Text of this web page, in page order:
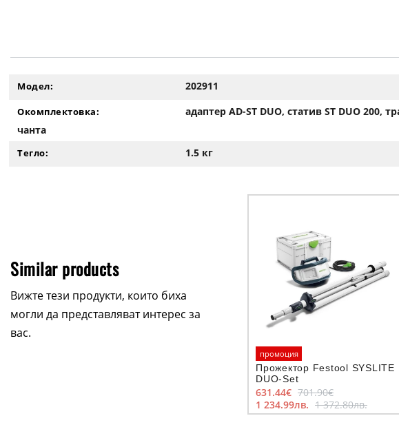
Модел: 202911
Окомплектовка:
адаптер AD-ST DUO, статив ST DUO 200,
чанта
Тегло: 1.5 кг
Similar products
Вижте тези продукти, които биха
могли да представляват интерес за
вас.
промоция
Прожектор Festool SYSLITE
DUO-Set
631.44€ 701.90€
1 234.99лв. 1 372.80лв.